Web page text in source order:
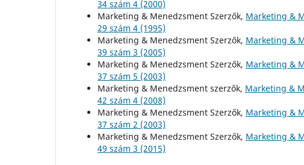
34 szám 4 (2000)
Marketing & Menedzsment Szerzők, Marketing &
29 szám 4 (1995)
Marketing & Menedzsment Szerzők, Marketing &
39 szám 3 (2005)
Marketing & Menedzsment Szerzők, Marketing &
37 szám 5 (2003)
Marketing & Menedzsment szerzők, Marketing &
42 szám 4 (2008)
Marketing & Menedzsment Szerzők, Marketing &
37 szám 2 (2003)
Marketing & Menedzsment Szerzők, Marketing &
49 szám 3 (2015)